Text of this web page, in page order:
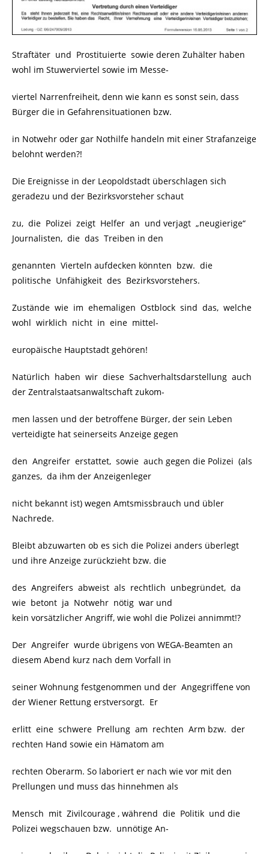
Straftäter und Prostituierte sowie deren Zuhälter haben
wohl im Stuwerviertel sowie im Messe-
viertel Narrenfreiheit, denn wie kann es sonst sein, dass
Bürger die in Gefahrensituationen bzw.
in Notwehr oder gar Nothilfe handeln mit einer Strafanzeige
belohnt werden?!
Die Ereignisse in der Leopoldstadt überschlagen sich
geradezu und der Bezirksvorsteher schaut
zu, die Polizei zeigt Helfer an und verjagt „neugierige“
Journalisten, die das Treiben in den
genannten Vierteln aufdecken könnten bzw. die
politische Unfähigkeit des Bezirksvorstehers.
Zustände wie im ehemaligen Ostblock sind das, welche
wohl wirklich nicht in eine mittel-
europäische Hauptstadt gehören!
Natürlich haben wir diese Sachverhaltsdarstellung auch
der Zentralstaatsanwaltschaft zukom-
men lassen und der betroffene Bürger, der sein Leben
verteidigte hat seinerseits Anzeige gegen
den Angreifer erstattet, sowie auch gegen die Polizei (als
ganzes, da ihm der Anzeigenleger
nicht bekannt ist) wegen Amtsmissbrauch und übler
Nachrede.
Bleibt abzuwarten ob es sich die Polizei anders überlegt
und ihre Anzeige zurückzieht bzw. die
des Angreifers abweist als rechtlich unbegründet, da
wie betont ja Notwehr nötig war und
kein vorsätzlicher Angriff, wie wohl die Polizei annimmt!?
Der Angreifer wurde übrigens von WEGA-Beamten an
diesem Abend kurz nach dem Vorfall in
seiner Wohnung festgenommen und der Angegriffene von
der Wiener Rettung erstversorgt. Er
erlitt eine schwere Prellung am rechten Arm bzw. der
rechten Hand sowie ein Hämatom am
rechten Oberarm. So laboriert er nach wie vor mit den
Prellungen und muss das hinnehmen als
Mensch mit Zivilcourage , während die Politik und die
Polizei wegschauen bzw. unnötige An-